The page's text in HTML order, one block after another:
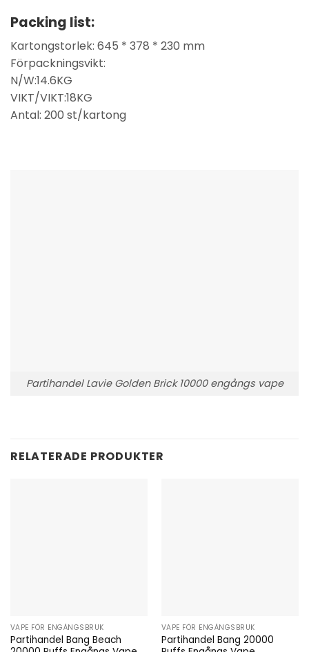
Packing list:
Kartongstorlek: 645 * 378 * 230 mm
Förpackningsvikt:
N/W:14.6KG
VIKT/VIKT:18KG
Antal: 200 st/kartong
Partihandel Lavie Golden Brick 10000 engångs vape
RELATERADE PRODUKTER
VAPE FÖR ENGÅNGSBRUK
Partihandel Bang Beach
VAPE FÖR ENGÅNGSBRUK
Partihandel Bang 20000